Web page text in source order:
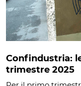
Confindustria:
trimestre 2025